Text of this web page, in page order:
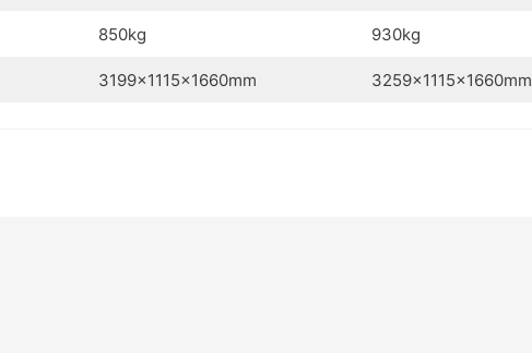
850kg 930kg
3199×1115×1660mm 3259×1115×1660mm